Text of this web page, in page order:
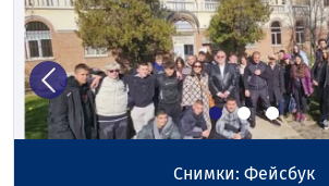
Снимки: Фейсбук
Previous